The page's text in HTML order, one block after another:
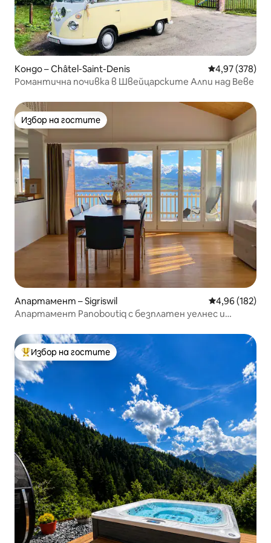
Кондо – Châtel-Saint-Denis Средна
4,97 (378)
Романтична почивка в Швейцарските Алпи над Веве
Избор на гостите
Избор на гостите
Апартамент – Sigriswil Средна
4,96 (182)
Апартамент Panoboutiq с безплатен уелнес и
Най-популярен избор на гостите
Избор на гостите